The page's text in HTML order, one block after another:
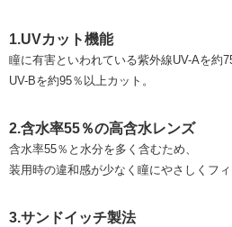
1.UVカット機能
瞳に有害といわれている紫外線UV-Aを約
UV-Bを約95％以上カット。
2.含水率55％の高含水レンズ
含水率55％と水分を多く含むため、
装用時の違和感が少なく瞳にやさしくフィ
3.サンドイッチ製法